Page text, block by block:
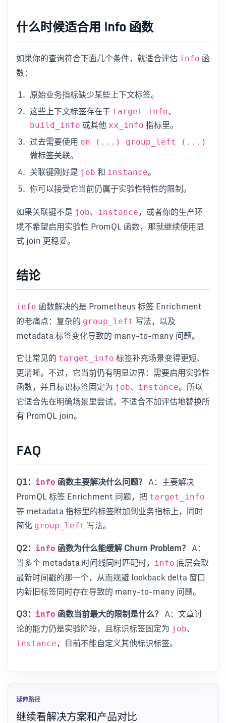
什么时候适合用 info 函数
如果你的查询符合下面几个条件，就适合评估 info 函
数：
原始业务指标缺少某些上下文标签。
这些上下文标签存在于 target_info、
build_info 或其他 xx_info 指标里。
过去需要使用 on (...) group_left (...)
做标签关联。
关联键刚好是 job 和 instance。
你可以接受它当前仍属于实验性特性的限制。
如果关联键不是 job、 instance，或者你的生产环
境不希望启用实验性 PromQL 函数，那就继续使用显
式 join 更稳妥。
结论
info 函数解决的是 Prometheus 标签 Enrichment
的老痛点：复杂的 group_left 写法，以及
metadata 标签变化导致的 many-to-many 问题。
它让常见的 target_info 标签补充场景变得更短、
更清晰。不过，它当前仍有明显边界：需要启用实验性
函数，并且标识标签固定为 job、 instance。所以
它适合先在明确场景里尝试，不适合不加评估地替换所
有 PromQL join。
FAQ
Q1： info 函数主要解决什么问题？ A：主要解决
PromQL 标签 Enrichment 问题，把 target_info
等 metadata 指标里的标签附加到业务指标上，同时
简化 group_left 写法。
Q2： info 函数为什么能缓解 Churn Problem？ A：
当多个 metadata 时间线同时匹配时， info 底层会取
最新时间戳的那一个，从而规避 lookback delta 窗口
内新旧标签同时存在导致的 many-to-many 问题。
Q3： info 函数当前最大的限制是什么？ A：文章讨
论的能力仍是实验阶段，且标识标签固定为 job、
instance，目前不能自定义其他标识标签。
延伸路径
继续看解决方案和产品对比